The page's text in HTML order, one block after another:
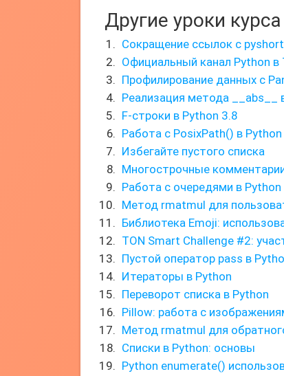
Другие уроки
Сокращение ссылок с
Официальный канал Python в
Профилирование данных с
Реализация метода __abs__
F-строки в Python 3.8
Работа с PosixPath() в Python
Избегайте пустого списка
Многострочные
Работа с очередями в Python
Метод rmatmul для
Библиотека Emoji:
TON Smart Challenge #2:
Пустой оператор pass в
Итераторы в Python
Переворот списка в Python
Pillow: работа с
Метод rmatmul для
Списки в Python: основы
Python enumerate()